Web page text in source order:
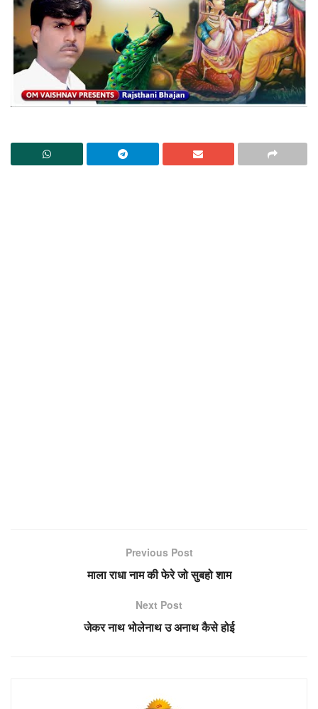
Previous Post
माला राधा नाम की फेरे जो सुबहो शाम
Next Post
जेकर नाथ भोलेनाथ उ अनाथ कैसे होई